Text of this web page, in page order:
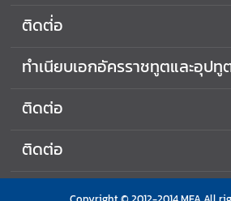
ติดต่่อ
ทำเนียบเอกอัครราชทูตและอุปทู
ติดต่อ
ติดต่อ